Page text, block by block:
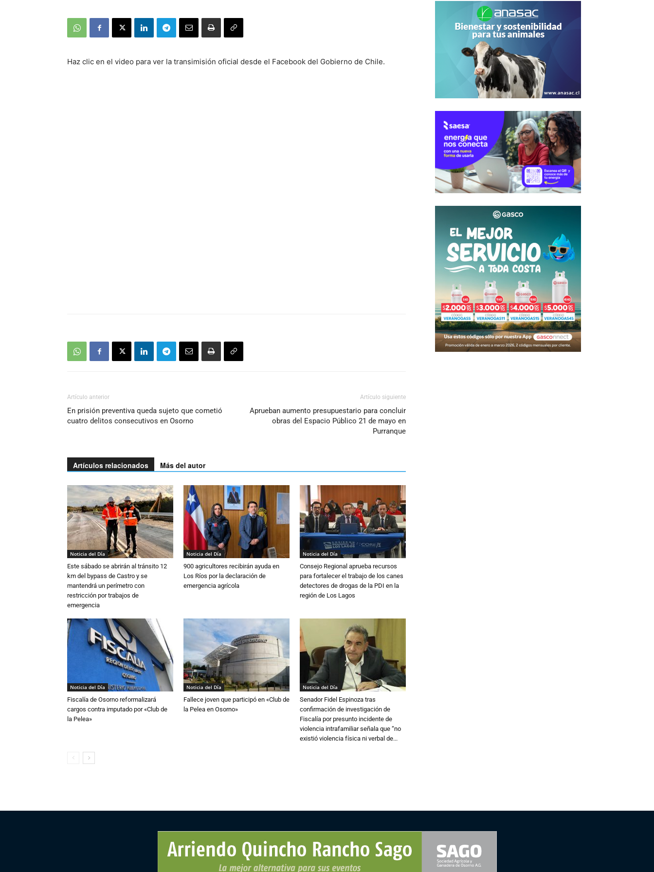
Haz clic en el video para ver la transimisión oficial desde el Facebook del Gobierno de Chile.
Artículo anterior
En prisión preventiva queda sujeto que cometió
cuatro delitos consecutivos en Osorno
Artículo siguiente
Aprueban aumento presupuestario para concluir
obras del Espacio Público 21 de mayo en
Purranque
Artículos relacionados Más del autor
Noticia del Día
Este sábado se abrirán al tránsito 12
km del bypass de Castro y se
mantendrá un perímetro con
restricción por trabajos de
emergencia
Noticia del Día
900 agricultores recibirán ayuda en
Los Ríos por la declaración de
emergencia agrícola
Noticia del Día
Consejo Regional aprueba recursos
para fortalecer el trabajo de los canes
detectores de drogas de la PDI en la
región de Los Lagos
Noticia del Día
Fiscalía de Osorno reformalizará
cargos contra imputado por «Club de
la Pelea»
Noticia del Día
Fallece joven que participó en «Club de
la Pelea en Osorno»
Noticia del Día
Senador Fidel Espinoza tras
confirmación de investigación de
Fiscalía por presunto incidente de
violencia intrafamiliar señala que “no
existió violencia física ni verbal de...